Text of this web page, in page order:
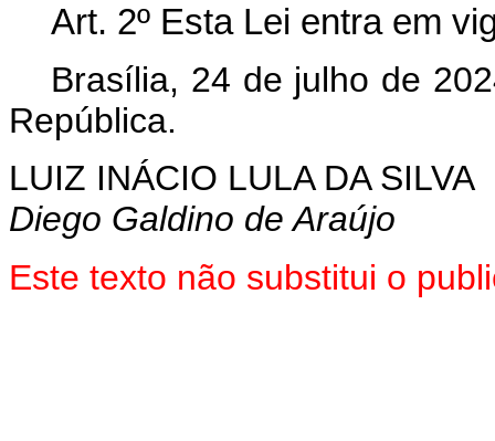
Art. 2º Esta Lei entra em
Brasília, 24 de julho de
República.
LUIZ INÁCIO LULA DA SILVA
Diego Galdino de Araújo
Este texto não substitui o